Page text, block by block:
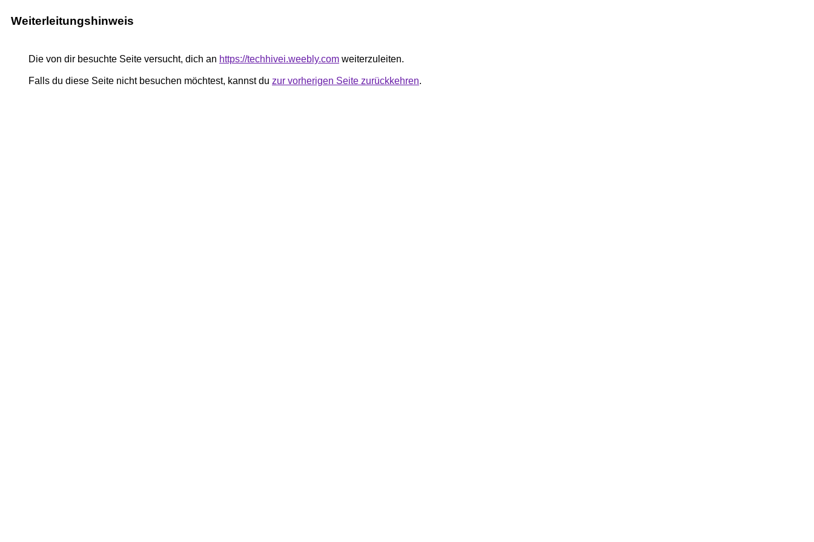
Weiterleitungshinweis
Die von dir besuchte Seite versucht, dich an https://techhivei.weebly.com weiterzuleiten.
Falls du diese Seite nicht besuchen möchtest, kannst du zur vorherigen Seite zurückkehren.